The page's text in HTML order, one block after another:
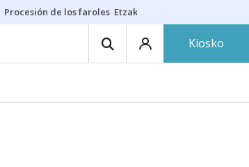
Procesión de los faroles Etzakit
Kiosko